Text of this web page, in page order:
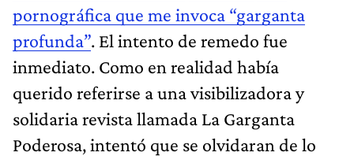
pornográfica que me invoca “garganta
profunda”. El intento de remedo fue
inmediato. Como en realidad había
querido referirse a una visibilizadora y
solidaria revista llamada La Garganta
Poderosa, intentó que se olvidaran de lo